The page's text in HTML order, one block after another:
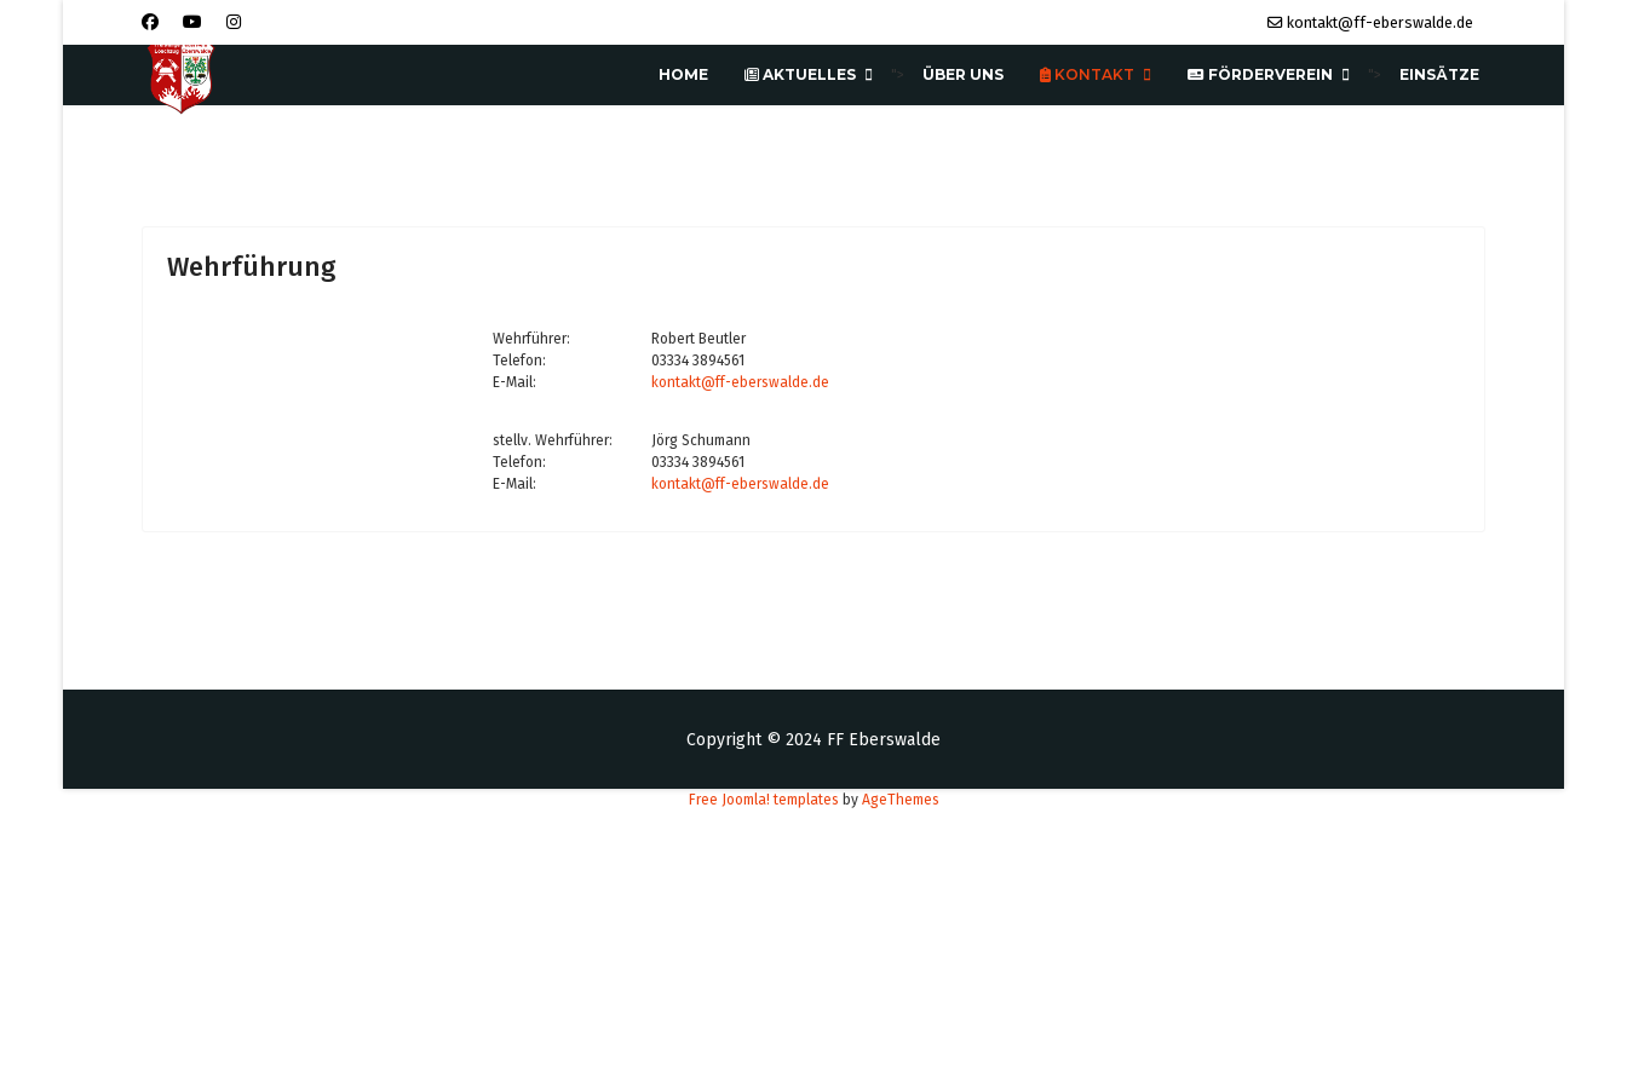
kontakt@ff-eberswalde.de
HOME AKTUELLES "> ÜBER UNS KONTAKT FÖRDERVEREIN "> EINSÄTZE
Wehrführung
Wehrführer:
Telefon:
E-Mail:
Robert Beutler
03334 3894561
kontakt@ff-eberswalde.de
stellv. Wehrführer:
Telefon:
E-Mail:
Jörg Schumann
03334 3894561
kontakt@ff-eberswalde.de
Copyright © 2024 FF Eberswalde
Free Joomla! templates by AgeThemes